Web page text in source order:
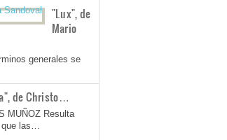
"Lux", de
Mario
generales se
de Christo…
MUÑOZ Resulta
las…